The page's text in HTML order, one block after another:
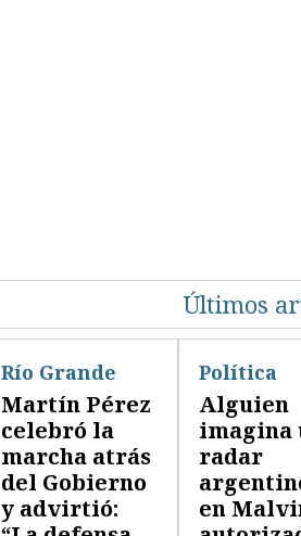
Últimos
Martín Pérez
celebró la
marcha atrás
del Gobierno
y advirtió:
Río Grande
Alguien
imagina
radar
en
Política